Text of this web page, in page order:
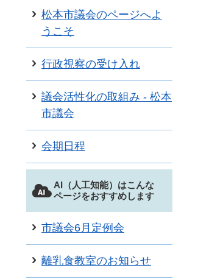
松本市議会のページへよ
うこそ
行政視察の受け入れ
議会活性化の取組み - 松本
市議会
会期日程
AI（人工知能）はこんな
ページをおすすめします
市議会6月定例会
離乳食教室のお知らせ